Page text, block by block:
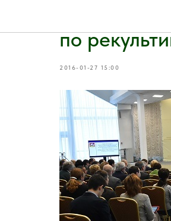
по
2016-01-27 15:00